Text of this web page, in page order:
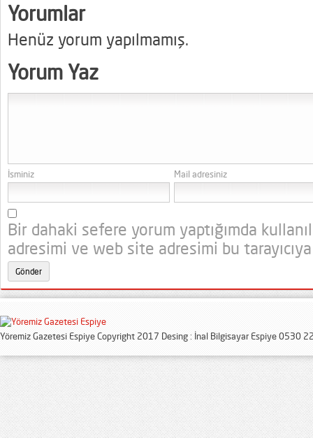
Yorumlar
Henüz yorum yapılmamış.
Yorum Yaz
İsminiz Mail adresiniz
Bir dahaki sefere yorum yaptığımda
adresimi ve web site adresimi bu
Yöremiz Gazetesi Espiye Copyright 2017 Desing : İnal Bilgisayar Espiye 0530